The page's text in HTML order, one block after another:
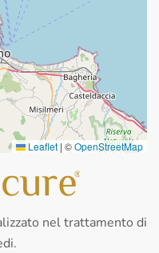
Leaflet | ©OpenStreetMap
nel trattamento di